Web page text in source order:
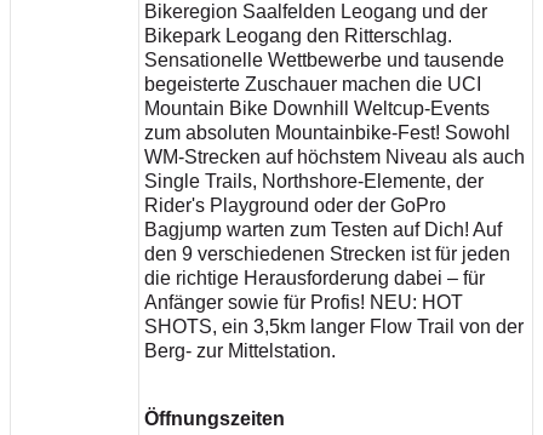
Bikeregion Saalfelden Leogang und der
Bikepark Leogang den Ritterschlag.
Sensationelle Wettbewerbe und tausende
begeisterte Zuschauer machen die UCI
Mountain Bike Downhill Weltcup-Events
zum absoluten Mountainbike-Fest! Sowohl
WM-Strecken auf höchstem Niveau als auch
Single Trails, Northshore-Elemente, der
Rider's Playground oder der GoPro
Bagjump warten zum Testen auf Dich! Auf
den 9 verschiedenen Strecken ist für jeden
die richtige Herausforderung dabei – für
Anfänger sowie für Profis! NEU: HOT
SHOTS, ein 3,5km langer Flow Trail von der
Berg- zur Mittelstation.
Öffnungszeiten